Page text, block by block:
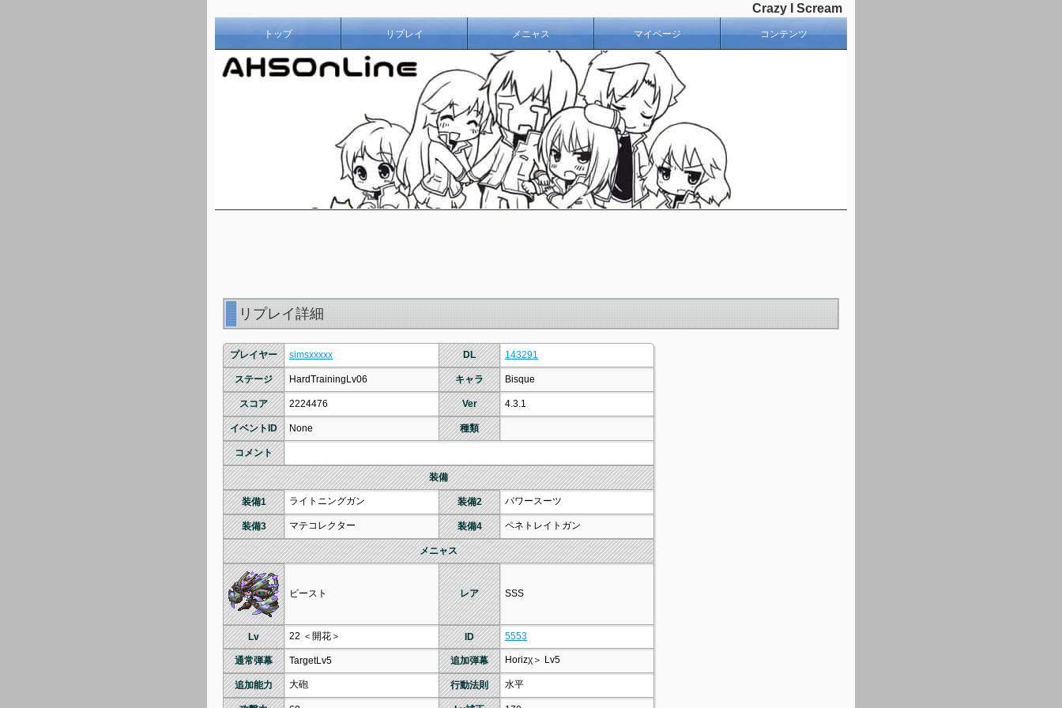
Crazy I Scream
トップ リプレイ メニャス マイページ コンテンツ
リプレイ詳細
プレイヤー simsxxxxx DL 143291
ステージ HardTrainingLv06 キャラ Bisque
スコア 2224476 Ver 4.3.1
イベントID None 種類
コメント
装備
装備1 ライトニングガン 装備2 パワースーツ
装備3 マテコレクター 装備4 ペネトレイトガン
メニャス
ビースト レア SSS
Lv 22 ＜開花＞ ID 5553
通常弾幕 TargetLv5 追加弾幕 Horizχ＞ Lv5
追加能力 大砲 行動法則 水平